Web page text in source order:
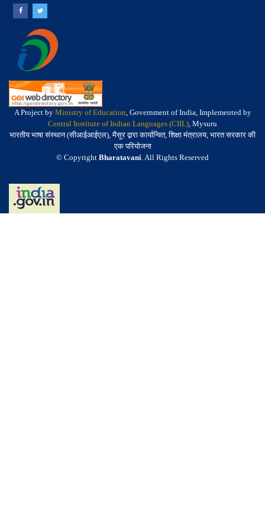
A Project by Ministry of Education, Government of India, Implemented by
Central Institute of Indian Languages (CIIL), Mysuru
भारतीय भाषा संस्थान (सीआईआईएल), मैसूर द्वारा कार्यान्वित, शिक्षा मंत्रालय, भारत सरकार की
एक परियोजना
© Copyright Bharatavani. All Rights Reserved